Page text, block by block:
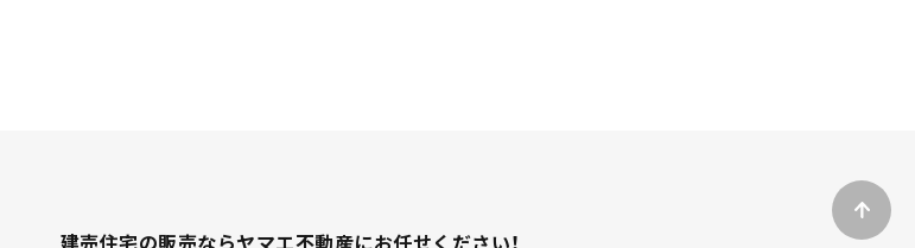
建売住宅の販売ならヤマエ不動産にお任せください！